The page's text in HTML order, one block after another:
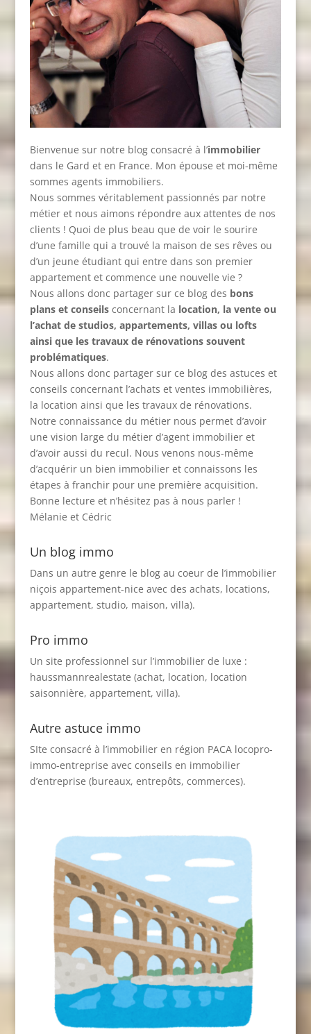
Bienvenue sur notre blog consacré à l’immobilier
dans le Gard et en France. Mon épouse et moi-même
sommes agents immobiliers.
Nous sommes véritablement passionnés par notre
métier et nous aimons répondre aux attentes de nos
clients ! Quoi de plus beau que de voir le sourire
d’une famille qui a trouvé la maison de ses rêves ou
d’un jeune étudiant qui entre dans son premier
appartement et commence une nouvelle vie ?
Nous allons donc partager sur ce blog des bons
plans et conseilsconcernant la location, la vente ou
l’achat de studios, appartements, villas ou lofts
ainsi que les travaux de rénovations souvent
problématiques.
Nous allons donc partager sur ce blog des astuces et
conseils concernant l’achats et ventes immobilières,
la location ainsi que les travaux de rénovations.
Notre connaissance du métier nous permet d’avoir
une vision large du métier d’agent immobilier et
d’avoir aussi du recul. Nous venons nous-même
d’acquérir un bien immobilier et connaissons les
étapes à franchir pour une première acquisition.
Bonne lecture et n’hésitez pas à nous parler !
Mélanie et Cédric
Un blog immo
Dans un autre genre le blog au coeur de l’immobilier
niçois appartement-nice avec des achats, locations,
appartement, studio, maison, villa).
Pro immo
Un site professionnel sur l’immobilier de luxe :
haussmannrealestate (achat, location, location
saisonnière, appartement, villa).
Autre astuce immo
SIte consacré à l’immobilier en région PACA locopro-
immo-entreprise avec conseils en immobilier
d’entreprise (bureaux, entrepôts, commerces).